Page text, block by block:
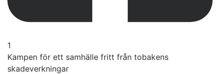
1
Kampen för ett samhälle fritt från tobakens
skadeverkningar